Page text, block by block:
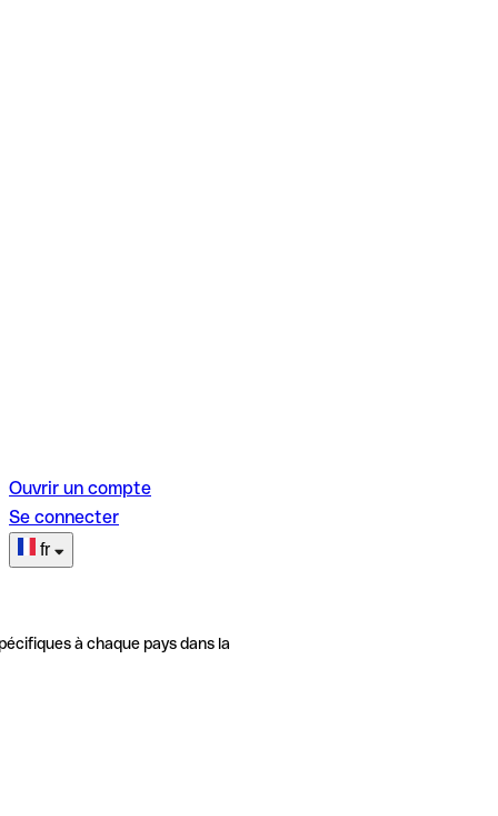
Ouvrir un compte
Se connecter
fr
à chaque pays dans la